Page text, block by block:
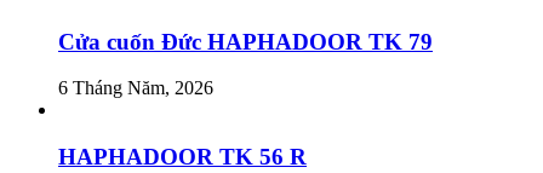
Cửa cuốn Đức HAPHADOOR TK 79
6 Tháng Năm, 2026
HAPHADOOR TK 56 R